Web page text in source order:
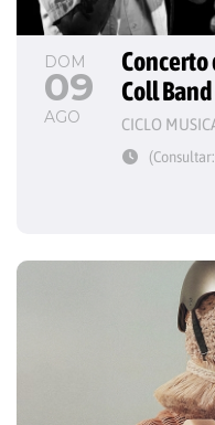
DOM
09
AGO
Concerto
Coll
CICLO